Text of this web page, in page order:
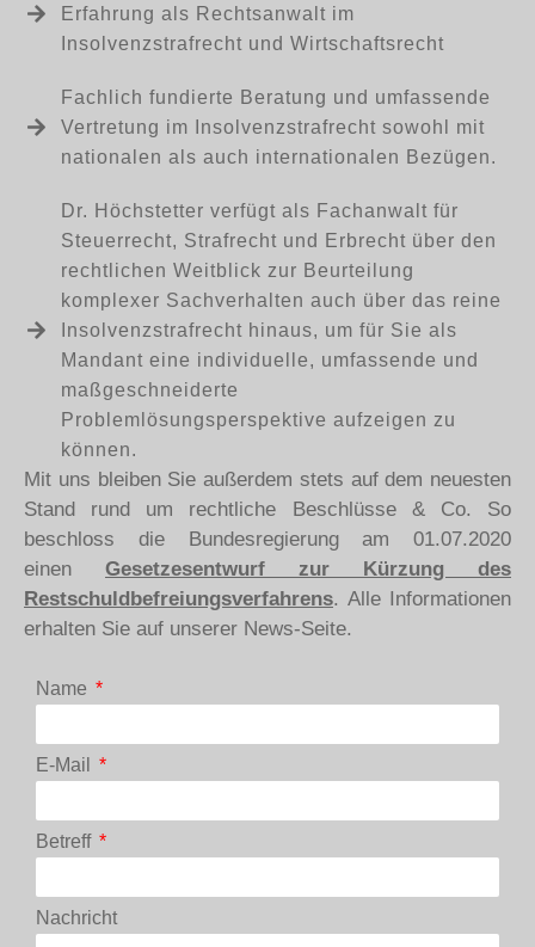
Erfahrung als Rechtsanwalt im
Insolvenzstrafrecht und Wirtschaftsrecht
Fachlich fundierte Beratung und umfassende
Vertretung im Insolvenzstrafrecht sowohl mit
nationalen als auch internationalen Bezügen.
Dr. Höchstetter verfügt als Fachanwalt für
Steuerrecht, Strafrecht und Erbrecht über den
rechtlichen Weitblick zur Beurteilung
komplexer Sachverhalten auch über das reine
Insolvenzstrafrecht hinaus, um für Sie als
Mandant eine individuelle, umfassende und
maßgeschneiderte
Problemlösungsperspektive aufzeigen zu
können.
Mit uns bleiben Sie außerdem stets auf dem neuesten
Stand rund um rechtliche Beschlüsse & Co. So
beschloss die Bundesregierung am 01.07.2020
einen Gesetzesentwurf zur Kürzung des
Restschuldbefreiungsverfahrens. Alle Informationen
erhalten Sie auf unserer News-Seite.
Name
E-Mail
Betreff
Nachricht